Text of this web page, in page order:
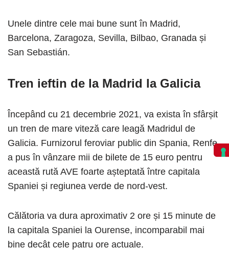
Unele dintre cele mai bune sunt în Madrid,
Barcelona, ​​​​Zaragoza, Sevilla, Bilbao, Granada și
San Sebastián.
Tren ieftin de la Madrid la Galicia
Începând cu 21 decembrie 2021, va exista în sfârșit
un tren de mare viteză care leagă Madridul de
Galicia. Furnizorul feroviar public din Spania, Renfe,
a pus în vânzare mii de bilete de 15 euro pentru
această rută AVE foarte așteptată între capitala
Spaniei și regiunea verde de nord-vest.
Călătoria va dura aproximativ 2 ore și 15 minute de
la capitala Spaniei la Ourense, incomparabil mai
bine decât cele patru ore actuale.